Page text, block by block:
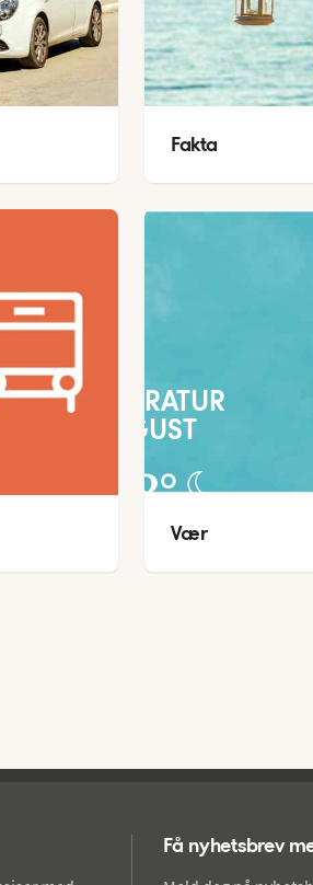
Fakta
TEMPERATUR
AUGUST
28°
22°Vær
Få nyhetsbrev